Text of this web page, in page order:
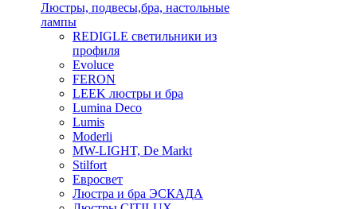
Люстры, подвесы,бра, настольные
лампы
REDIGLE светильники из
профиля
Evoluce
FERON
LEEK люстры и бра
Lumina Deco
Lumis
Moderli
MW-LIGHT, De Markt
Stilfort
Евросвет
Люстра и бра ЭСКАДА